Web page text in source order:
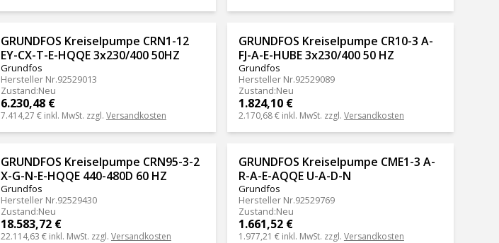
GRUNDFOS Kreiselpumpe CRN1-12
EY-CX-T-E-HQQE 3x230/400 50HZ
Grundfos
Hersteller Nr.92529013
Zustand:Neu
6.230,48 €
7.414,27 € inkl. MwSt. zzgl. Versandkosten
GRUNDFOS Kreiselpumpe CR10-3 A-
FJ-A-E-HUBE 3x230/400 50 HZ
Grundfos
Hersteller Nr.92529089
Zustand:Neu
1.824,10 €
2.170,68 € inkl. MwSt. zzgl. Versandkosten
GRUNDFOS Kreiselpumpe CRN95-3-2
X-G-N-E-HQQE 440-480D 60 HZ
Grundfos
Hersteller Nr.92529430
Zustand:Neu
18.583,72 €
22.114,63 € inkl. MwSt. zzgl. Versandkosten
GRUNDFOS Kreiselpumpe CME1-3 A-
R-A-E-AQQE U-A-D-N
Grundfos
Hersteller Nr.92529769
Zustand:Neu
1.661,52 €
1.977,21 € inkl. MwSt. zzgl. Versandkosten